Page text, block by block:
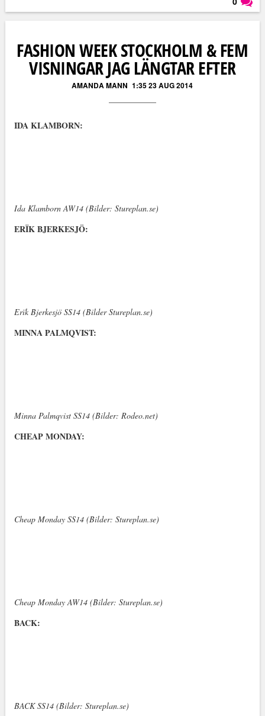
FASHION WEEK STOCKHOLM & FEM
VISNINGAR JAG LÄNGTAR EFTER
AMANDA MANN 1:35 23 AUG 2014
IDA KLAMBORN:
Ida Klamborn AW14 (Bilder: Stureplan.se)
ERÏK BJERKESJÖ:
Erïk Bjerkesjö SS14 (Bilder Stureplan.se)
MINNA PALMQVIST:
Minna Palmqvist SS14 (Bilder: Rodeo.net)
CHEAP MONDAY:
Cheap Monday SS14 (Bilder: Stureplan.se)
Cheap Monday AW14 (Bilder: Stureplan.se)
BACK:
BACK SS14 (Bilder: Stureplan.se)